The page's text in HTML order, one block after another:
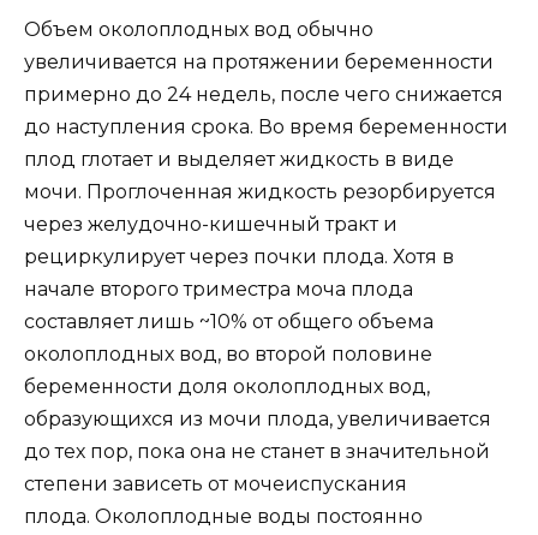
Объем околоплодных вод обычно
увеличивается на протяжении беременности
примерно до 24 недель, после чего снижается
до наступления срока. Во время беременности
плод глотает и выделяет жидкость в виде
мочи. Проглоченная жидкость резорбируется
через желудочно-кишечный тракт и
рециркулирует через почки плода. Хотя в
начале второго триместра моча плода
составляет лишь ~10% от общего объема
околоплодных вод, во второй половине
беременности доля околоплодных вод,
образующихся из мочи плода, увеличивается
до тех пор, пока она не станет в значительной
степени зависеть от мочеиспускания
плода. Околоплодные воды постоянно